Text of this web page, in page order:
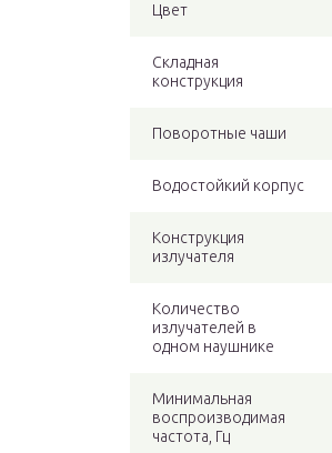
Цвет
Складная
конструкция
Поворотные чаши
Водостойкий корпус
Конструкция
излучателя
Количество
излучателей в
одном наушнике
Минимальная
воспроизводимая
частота, Гц